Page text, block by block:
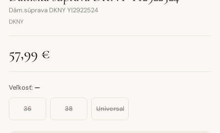
Dám.súprava DKNY YI2922524
DKNY
57,99 €
Veľkosť: —
36 38 Universal